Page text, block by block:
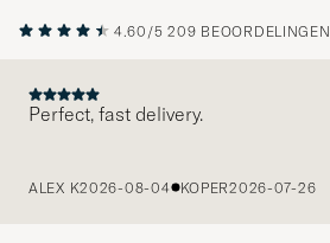
4.60/5 209 BEOORDELINGEN
Perfect, fast delivery.
ALEX K2026-08-04 KOPER2026-07-26